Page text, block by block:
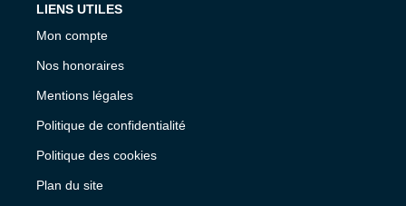
LIENS UTILES
Mon compte
Nos honoraires
Mentions légales
Politique de confidentialité
Politique des cookies
Plan du site